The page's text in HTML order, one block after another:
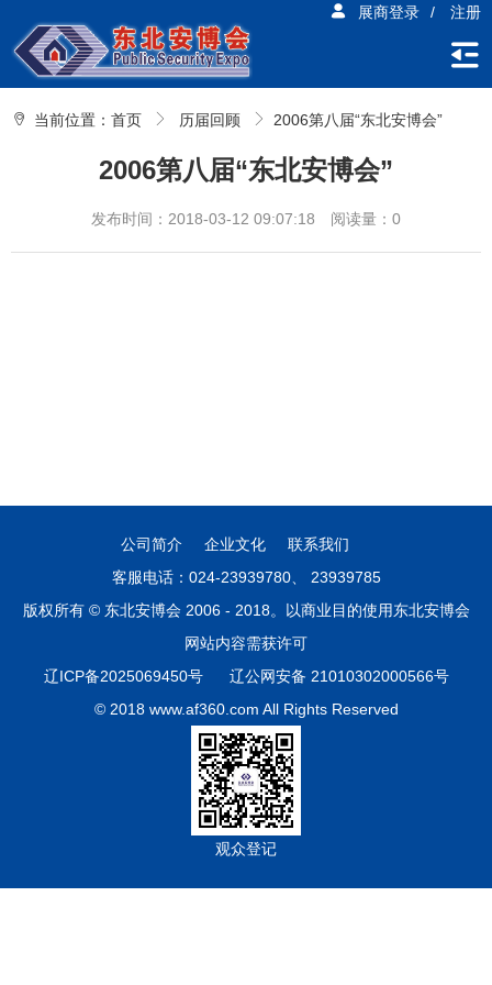
展商登录 / 注册
当前位置： 首页 历届回顾 2006第八届“东北安博会”
2006第八届“东北安博会”
发布时间：2018-03-12 09:07:18 阅读量：0
公司简介 企业文化
联系我们
客服电话：024-23939780、 23939785
版权所有 © 东北安博会 2006 - 2018。以商业目的使用东北安博会
网站内容需获许可
辽ICP备2025069450号
辽公网安备 21010302000566号
© 2018 www.af360.com All Rights Reserved
观众登记